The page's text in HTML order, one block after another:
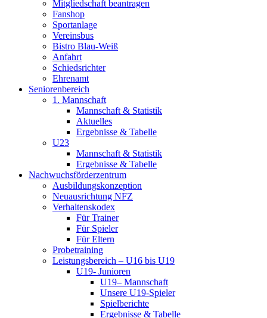
Mitgliedschaft beantragen
Fanshop
Sportanlage
Vereinsbus
Bistro Blau-Weiß
Anfahrt
Schiedsrichter
Ehrenamt
Seniorenbereich
1. Mannschaft
Mannschaft & Statistik
Aktuelles
Ergebnisse & Tabelle
U23
Mannschaft & Statistik
Ergebnisse & Tabelle
Nachwuchsförderzentrum
Ausbildungskonzeption
Neuausrichtung NFZ
Verhaltenskodex
Für Trainer
Für Spieler
Für Eltern
Probetraining
Leistungsbereich – U16 bis U19
U19- Junioren
U19– Mannschaft
Unsere U19-Spieler
Spielberichte
Ergebnisse & Tabelle